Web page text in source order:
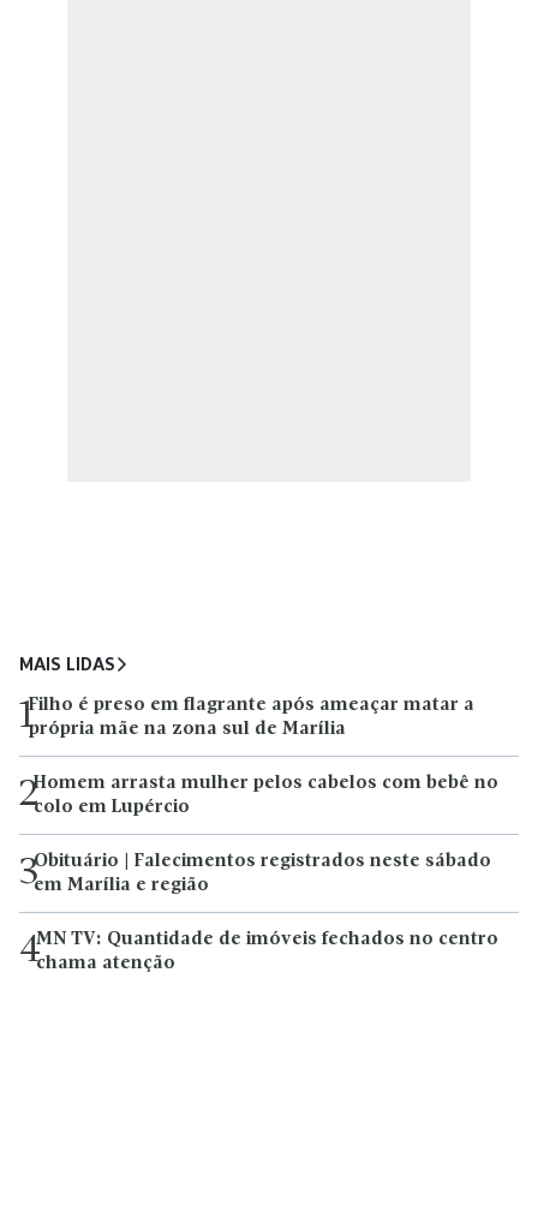
MAIS LIDAS
1Filho é preso em flagrante após ameaçar matar a
própria mãe na zona sul de Marília
2Homem arrasta mulher pelos cabelos com bebê no
colo em Lupércio
3Obituário | Falecimentos registrados neste sábado
em Marília e região
4MN TV: Quantidade de imóveis fechados no centro
chama atenção